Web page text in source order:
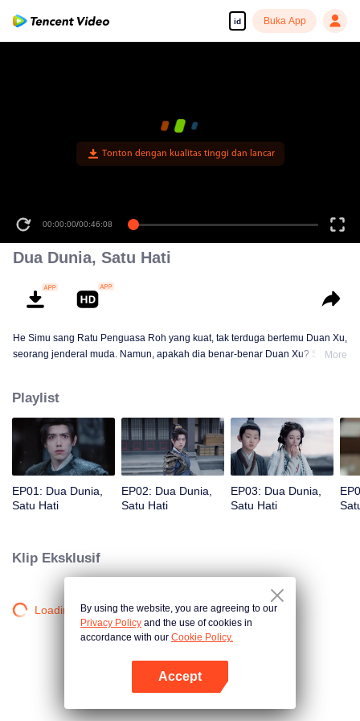
id Buka App
Tonton dengan kualitas tinggi dan lancar
00:00:00/00:46:08
Dua Dunia, Satu Hati
He Simu sang Ratu Penguasa Roh yang kuat, tak terduga bertemu Duan Xu,
seorang jenderal muda. Namun, apakah dia benar-benar Duan Xu? Saat
bersatu melawan waktu?
More
Playlist
EP01: Dua Dunia,
Satu Hati
EP02: Dua Dunia,
Satu Hati
EP03: Dua Dunia,
Satu Hati
Klip Eksklusif
Loading…By using the website, you are agreeing to our
Privacy Policy and the use of cookies in
accordance with our Cookie Policy.
Accept